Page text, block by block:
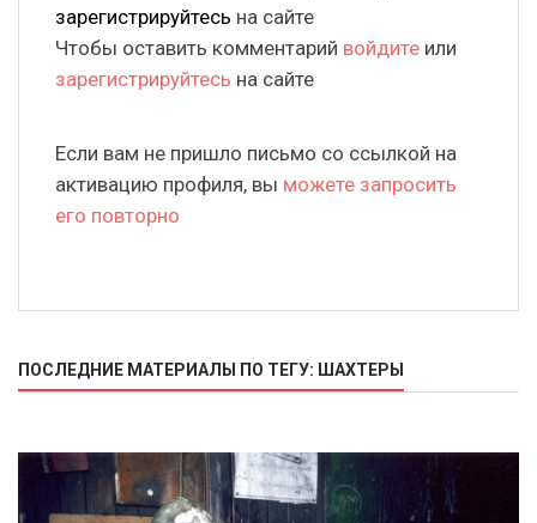
зарегистрируйтесь на сайте
Чтобы оставить комментарий войдите или
зарегистрируйтесь на сайте
Если вам не пришло письмо со ссылкой на
активацию профиля, вы можете запросить
его повторно
ПОСЛЕДНИЕ МАТЕРИАЛЫ ПО ТЕГУ: ШАХТЕРЫ